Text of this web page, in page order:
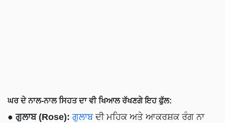
ਘਰ ਦੇ ਨਾਲ-ਨਾਲ ਸਿਹਤ ਦਾ ਵੀ ਖਿਆਲ ਰੱਖਣਗੇ ਇਹ ਫੁੱਲ:
● ਗੁਲਾਬ (Rose): ਗੁਲਾਬਦੀ ਮਹਿਕ ਅਤੇ ਆਕਰਸ਼ਕ ਰੰਗ ਨਾ